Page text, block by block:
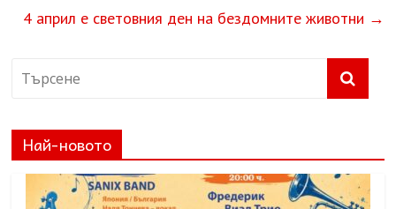
4 април е световния ден на бездомните животни →
Най-новото